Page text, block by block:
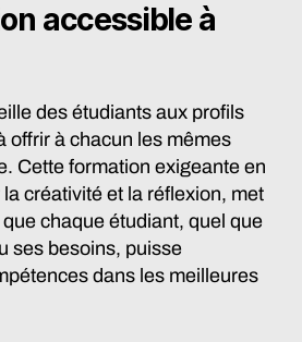
accessible à
des étudiants aux profils
offrir à chacun les mêmes
Cette formation exigeante en
créativité et la réflexion, met
chaque étudiant, quel que
ses besoins, puisse
dans les meilleures